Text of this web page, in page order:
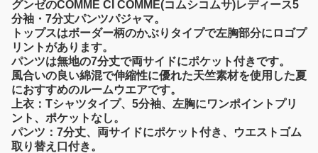
グンゼのCOMME CI COMME(コムシコムサ)レディース5
分袖・7分丈パンツパジャマ。
トップスはボーダー柄のかぶりタイプで左胸部分にロゴプ
リントがあります。
パンツは無地の7分丈で両サイドにポケット付きです。
風合いの良い綿混で伸縮性に優れた天竺素材を使用した夏
におすすめのルームウエアです。
上衣：Tシャツタイプ、5分袖、左胸にワンポイントプリ
ント、ポケットなし。
パンツ：7分丈、両サイドにポケット付き、ウエストゴム
取り替え口付き。